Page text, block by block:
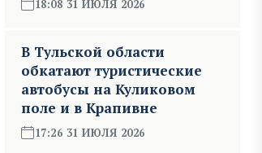
18:08 31 ИЮЛЯ 2026
В Тульской области
обкатают туристические
автобусы на Куликовом
поле и в Крапивне
17:26 31 ИЮЛЯ 2026